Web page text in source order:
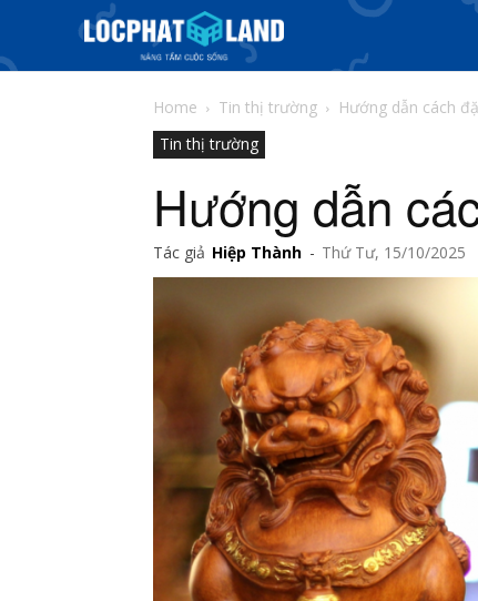
Home Tin thị trường
Hướng dẫn cách
Tin thị trường
Hướng dẫn
Tác giả Hiệp Thành - Thứ Tư, 15/10/2025